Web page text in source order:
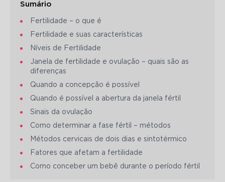
Sumário
Fertilidade – o que é
Fertilidade e suas características
Níveis de Fertilidade
Janela de fertilidade e ovulação – quais são as
diferenças
Quando a concepção é possível
Quando é possível a abertura da janela fértil
Sinais da ovulação
Como determinar a fase fértil – métodos
Métodos cervicais de dois dias e sintotérmico
Fatores que afetam a fertilidade
Como conceber um bebê durante o período fértil